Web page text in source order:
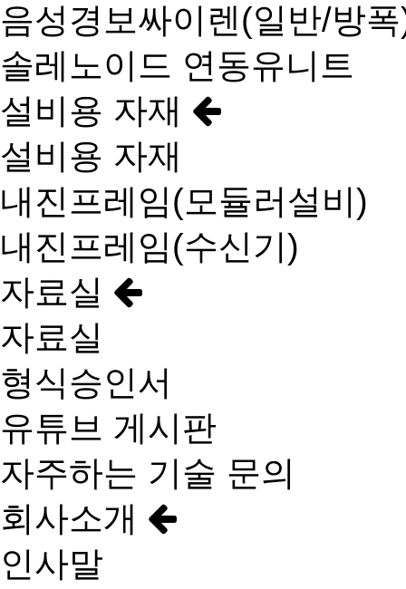
음성경보싸이렌(일반/방
솔레노이드 연동유니트
설비용 자재
설비용 자재
내진프레임(모듈러설비)
내진프레임(수신기)
자료실
자료실
형식승인서
유튜브 게시판
자주하는 기술 문의
회사소개
인사말